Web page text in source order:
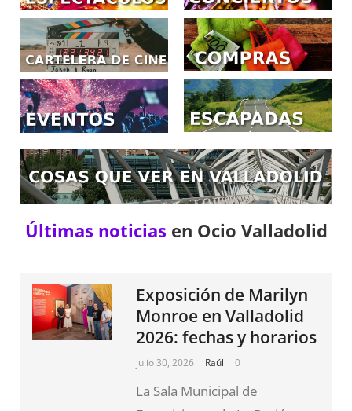
Últimas noticias en Ocio Valladolid
Exposición de Marilyn
Monroe en Valladolid
2026: fechas y horarios
julio 30, 2026 Raúl 0
La Sala Municipal de